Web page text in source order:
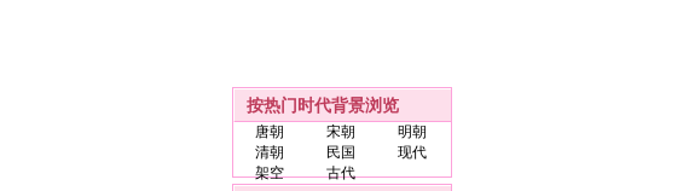
按热门时代背景浏览
唐朝 宋朝
明朝
清朝
民国
现代
架空
古代